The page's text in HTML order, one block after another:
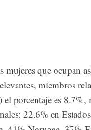
mujeres que ocupan
miembros
el porcentaje es
22.6% en